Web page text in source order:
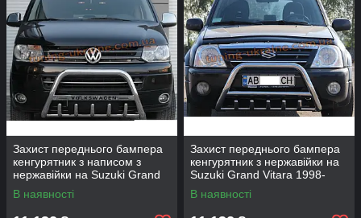
Захист переднього бампера
кенгурятник з написом з
нержавійки на Suzuki Grand
Vitara 1998-2005
В наявності
Захист переднього бампера
кенгурятник з нержавійки на
Suzuki Grand Vitara 1998-
2005
В наявності